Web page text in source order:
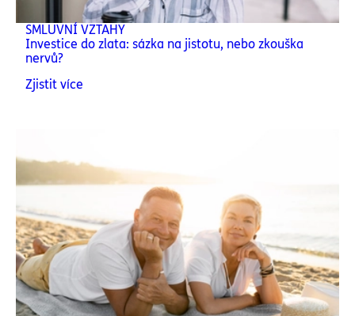
SMLUVNÍ VZTAHY
Investice do zlata: sázka na jistotu, nebo zkouška
nervů?
Zjistit více